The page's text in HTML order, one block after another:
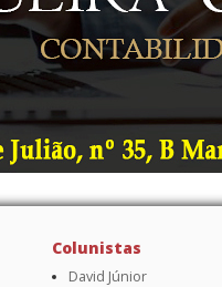
Colunistas
David Júnior